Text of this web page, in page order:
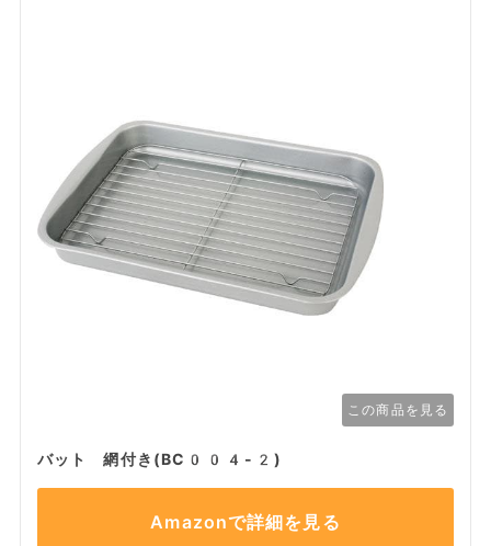
この商品を見る
バット 網付き(BC004-2)
Amazonで詳細を見る